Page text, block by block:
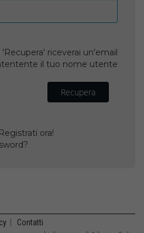
'Recupera' riceverai un'email
il tuo nome utente
Recupera
ora!
Contatti